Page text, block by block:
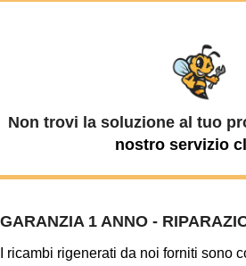
Non trovi la soluzione al tuo
nostro servizio
GARANZIA 1 ANNO -
I ricambi rigenerati da noi forniti sono